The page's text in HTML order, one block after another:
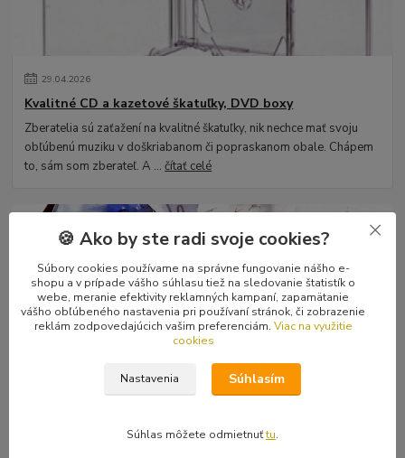
29.04.2026
Kvalitné CD a kazetové škatuľky, DVD boxy
Zberatelia sú zaťažení na kvalitné škatuľky, nik nechce mať svoju
obľúbenú muziku v doškriabanom či popraskanom obale. Chápem
to, sám som zberateľ. A ...čítať celé
Ako nájsť vydavateľa, či vydať vlastnú knihu? Rady a tipy
Spísal som blog na tému ako vydať knihu - buď si nájdete
vydavateľa (ale aj to má svoju technológiu), alebo si prvotinu
🍪 Ako by ste radi svoje cookies?
Súbory cookies používame na správne fungovanie nášho e-
shopu a v prípade vášho súhlasu tiež na sledovanie štatistík o
webe, meranie efektivity reklamných kampaní, zapamätanie
vášho obľúbeného nastavenia pri používaní stránok, či zobrazenie
reklám zodpovedajúcich vašim preferenciám. Viac na využitie
cookies
Nastavenia Súhlasím
Súhlas môžete odmietnuťtu.